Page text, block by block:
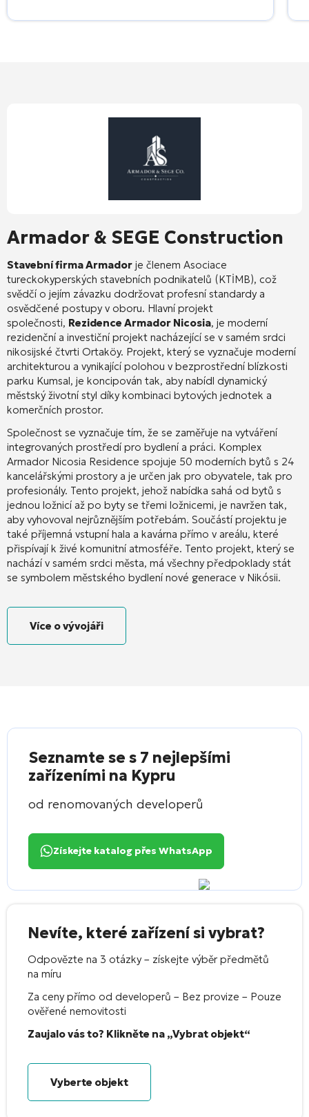
Armador & SEGE Construction
Stavební firma Armador je členem Asociace
tureckokyperských stavebních podnikatelů (KTİMB), což
svědčí o jejím závazku dodržovat profesní standardy a
osvědčené postupy v oboru. Hlavní projekt
společnosti, Rezidence Armador Nicosia, je moderní
rezidenční a investiční projekt nacházející se v samém srdci
nikosijské čtvrti Ortaköy. Projekt, který se vyznačuje moderní
architekturou a vynikající polohou v bezprostřední blízkosti
parku Kumsal, je koncipován tak, aby nabídl dynamický
městský životní styl díky kombinaci bytových jednotek a
komerčních prostor.
Společnost se vyznačuje tím, že se zaměřuje na vytváření
integrovaných prostředí pro bydlení a práci. Komplex
Armador Nicosia Residence spojuje 50 moderních bytů s 24
kancelářskými prostory a je určen jak pro obyvatele, tak pro
profesionály. Tento projekt, jehož nabídka sahá od bytů s
jednou ložnicí až po byty se třemi ložnicemi, je navržen tak,
aby vyhovoval nejrůznějším potřebám. Součástí projektu je
také příjemná vstupní hala a kavárna přímo v areálu, které
přispívají k živé komunitní atmosféře. Tento projekt, který se
nachází v samém srdci města, má všechny předpoklady stát
se symbolem městského bydlení nové generace v Nikósii.
Více o vývojáři
Seznamte se s 7 nejlepšími
zařízeními na Kypru
od renomovaných developerů
Získejte katalog přes WhatsApp
Nevíte, které zařízení si vybrat?
Odpovězte na 3 otázky – získejte výběr předmětů
na míru
Za ceny přímo od developerů – Bez provize – Pouze
ověřené nemovitosti
Zaujalo vás to? Klikněte na „Vybrat objekt“
Vyberte objekt